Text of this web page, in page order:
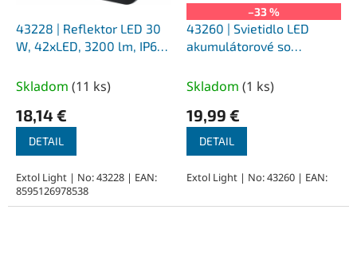
43228 | Reflektor LED 30
W, 42xLED, 3200 lm, IP65,
Skladom (11 ks)
18,14 €
DETAIL
Extol Light | No: 43228 | EAN:
8595126978538
–33 %
43260 | Svietidlo LED
akumulátorové so
6x1,5V AA, IP54, 0,66 kg
Skladom (1 ks)
19,99 €
DETAIL
Extol Light | No: 43260 | EAN: